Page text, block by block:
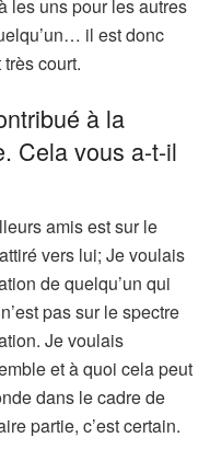
les uns pour les autres
il est donc
court.
à la
Cela vous a-t-il
amis est sur le
vers lui; Je voulais
de quelqu’un qui
pas sur le spectre
Je voulais
et à quoi cela peut
dans le cadre de
partie, c’est certain.